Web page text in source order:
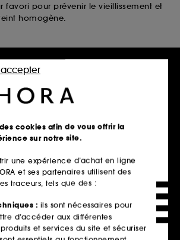
favori pour prévenir le vieillissement et
homogène.
magasin
en 2h offert
plus
dès 60€ en France
en plusieurs fois
cookies afin de vous offrir la
sur notre site.
une expérience d’achat en ligne
et ses partenaires utilisent des
traceurs, tels que des :
: ils sont nécessaires pour
d’accéder aux différentes
et services du site et sécuriser
accepter